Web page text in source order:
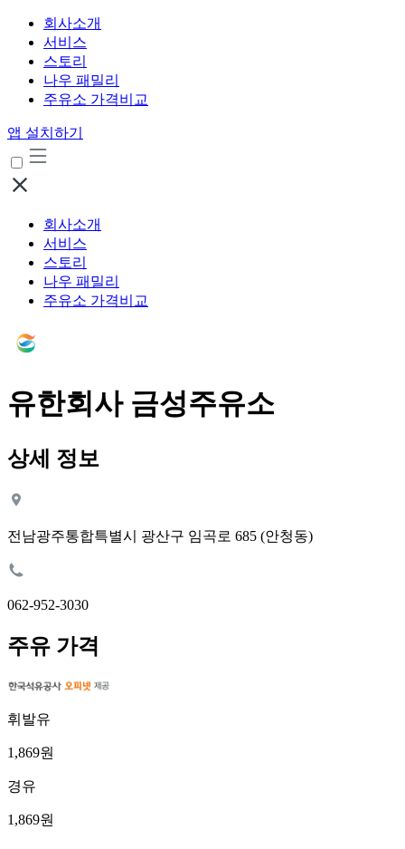
회사소개
서비스
스토리
나우 패밀리
주유소 가격비교
앱 설치하기
회사소개
서비스
스토리
나우 패밀리
주유소 가격비교
유한회사 금성주유소
상세 정보
전남광주통합특별시 광산구 임곡로 685 (안청동)
062-952-3030
주유 가격
휘발유
1,869원
경유
1,869원